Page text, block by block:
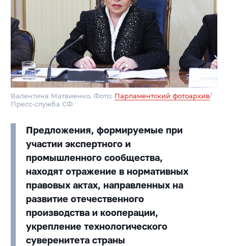
Валентина Матвиенко. Фото: Парламентский фотоархив/
Пресс-служба СФ
Предложения, формируемые при
участии экспертного и
промышленного сообщества,
находят отражение в нормативных
правовых актах, направленных на
развитие отечественного
производства и кооперации,
укрепление технологического
суверенитета страны